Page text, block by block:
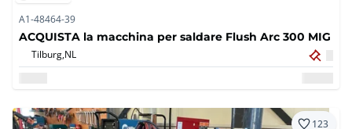
A1-48464-39
ACQUISTA la macchina per saldare Flush Arc 300 MIG
Tilburg,NL
123